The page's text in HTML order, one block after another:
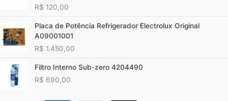
R$ 120,00
Placa de Potência Refrigerador Electrolux Original
A09001001
R$ 1.450,00
Filtro Interno Sub-zero 4204490
R$ 690,00